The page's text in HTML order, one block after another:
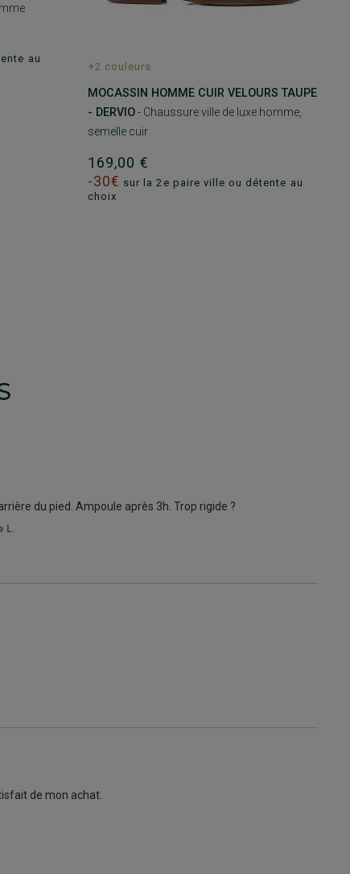
au
+2 couleurs
MOCASSIN HOMME CUIR VELOURS TAUPE
- DERVIO- Chaussure ville de luxe homme,
semelle cuir
169,00 €
-30€ sur la 2e paire ville ou détente au
choix
du pied. Ampoule après 3h. Trop rigide ?
L.
de mon achat.